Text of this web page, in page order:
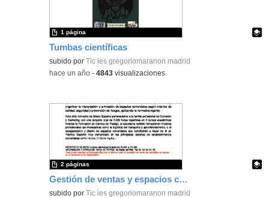
Tumbas científicas
Contenido educativo.
subido porTic ies gregoriomaranon madrid
1 página
-hace un año -4843 visualizaciones
Gestión de ventas y espacios comerciales en el IESGM
Contenido educativo.
subido porTic ies gregoriomaranon madrid
2 páginas